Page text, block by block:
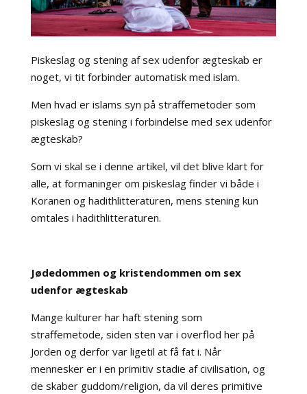
Piskeslag og stening af sex udenfor ægteskab er
noget, vi tit forbinder automatisk med islam.
Men hvad er islams syn på straffemetoder som
piskeslag og stening i forbindelse med sex udenfor
ægteskab?
Som vi skal se i denne artikel, vil det blive klart for
alle, at formaninger om piskeslag finder vi både i
Koranen og hadithlitteraturen, mens stening kun
omtales i hadithlitteraturen.
Jødedommen og kristendommen om sex
udenfor ægteskab
Mange kulturer har haft stening som
straffemetode, siden sten var i overflod her på
Jorden og derfor var ligetil at få fat i. Når
mennesker er i en primitiv stadie af civilisation, og
de skaber guddom/religion, da vil deres primitive